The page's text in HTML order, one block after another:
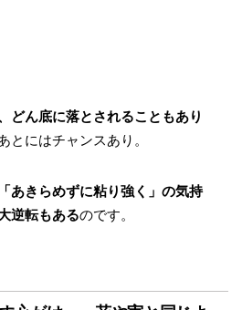
どん底に落とされることもあり
とにはチャンスあり。
あきらめずに粘り強く」の気持
逆転もあるのです。